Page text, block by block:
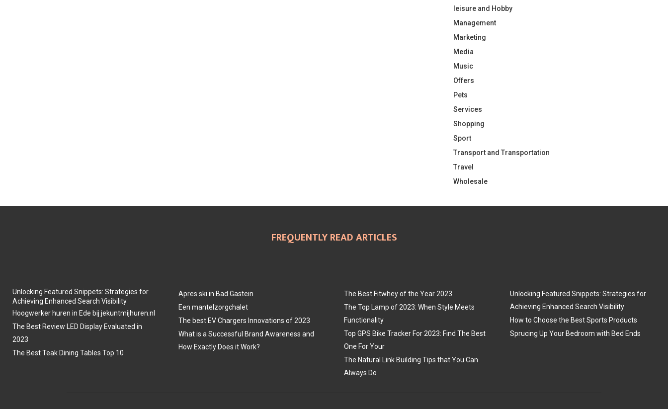
leisure and Hobby
Management
Marketing
Media
Music
Offers
Pets
Services
Shopping
Sport
Transport and Transportation
Travel
Wholesale
FREQUENTLY READ ARTICLES
Unlocking Featured Snippets: Strategies for
Achieving Enhanced Search Visibility
Hoogwerker huren in Ede bij jekuntmijhuren.nl
The Best Review LED Display Evaluated in
2023
The Best Teak Dining Tables Top 10
Apres ski in Bad Gastein
Een mantelzorgchalet
The best EV Chargers Innovations of 2023
What is a Successful Brand Awareness and
How Exactly Does it Work?
The Best Fitwhey of the Year 2023
The Top Lamp of 2023: When Style Meets
Functionality
Top GPS Bike Tracker For 2023: Find The Best
One For Your
The Natural Link Building Tips that You Can
Always Do
Unlocking Featured Snippets: Strategies for
Achieving Enhanced Search Visibility
How to Choose the Best Sports Products
Sprucing Up Your Bedroom with Bed Ends